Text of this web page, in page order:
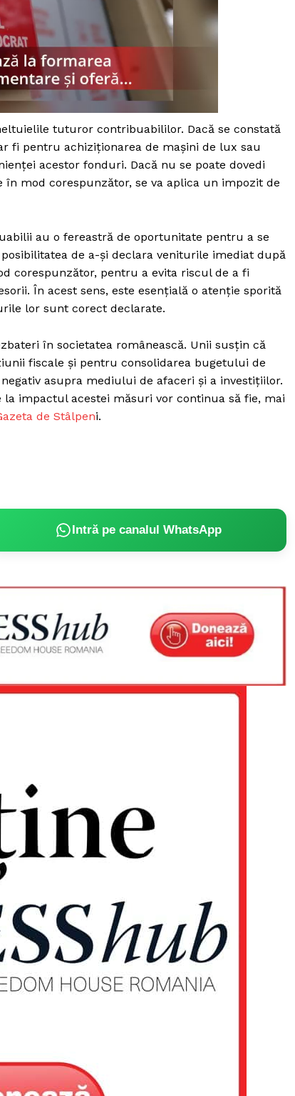
PRESShub
Proiecte editoriale
Rețea
Contact
tuturor contribuabililor. Dacă se constată
fi pentru achiziționarea de mașini de lux sau
acestor fonduri. Dacă nu se poate dovedi
mod corespunzător, se va aplica un impozit de
au o fereastră de oportunitate pentru a se
de a-și declara veniturile imediat după
corespunzător, pentru a evita riscul de a fi
În acest sens, este esențială o atenție sporită
lor sunt corect declarate.
în societatea românească. Unii susțin că
fiscale și pentru consolidarea bugetului de
asupra mediului de afaceri și a investițiilor.
impactul acestei măsuri vor continua să fie, mai
de Stâlpeni.
Intră pe canalul WhatsApp